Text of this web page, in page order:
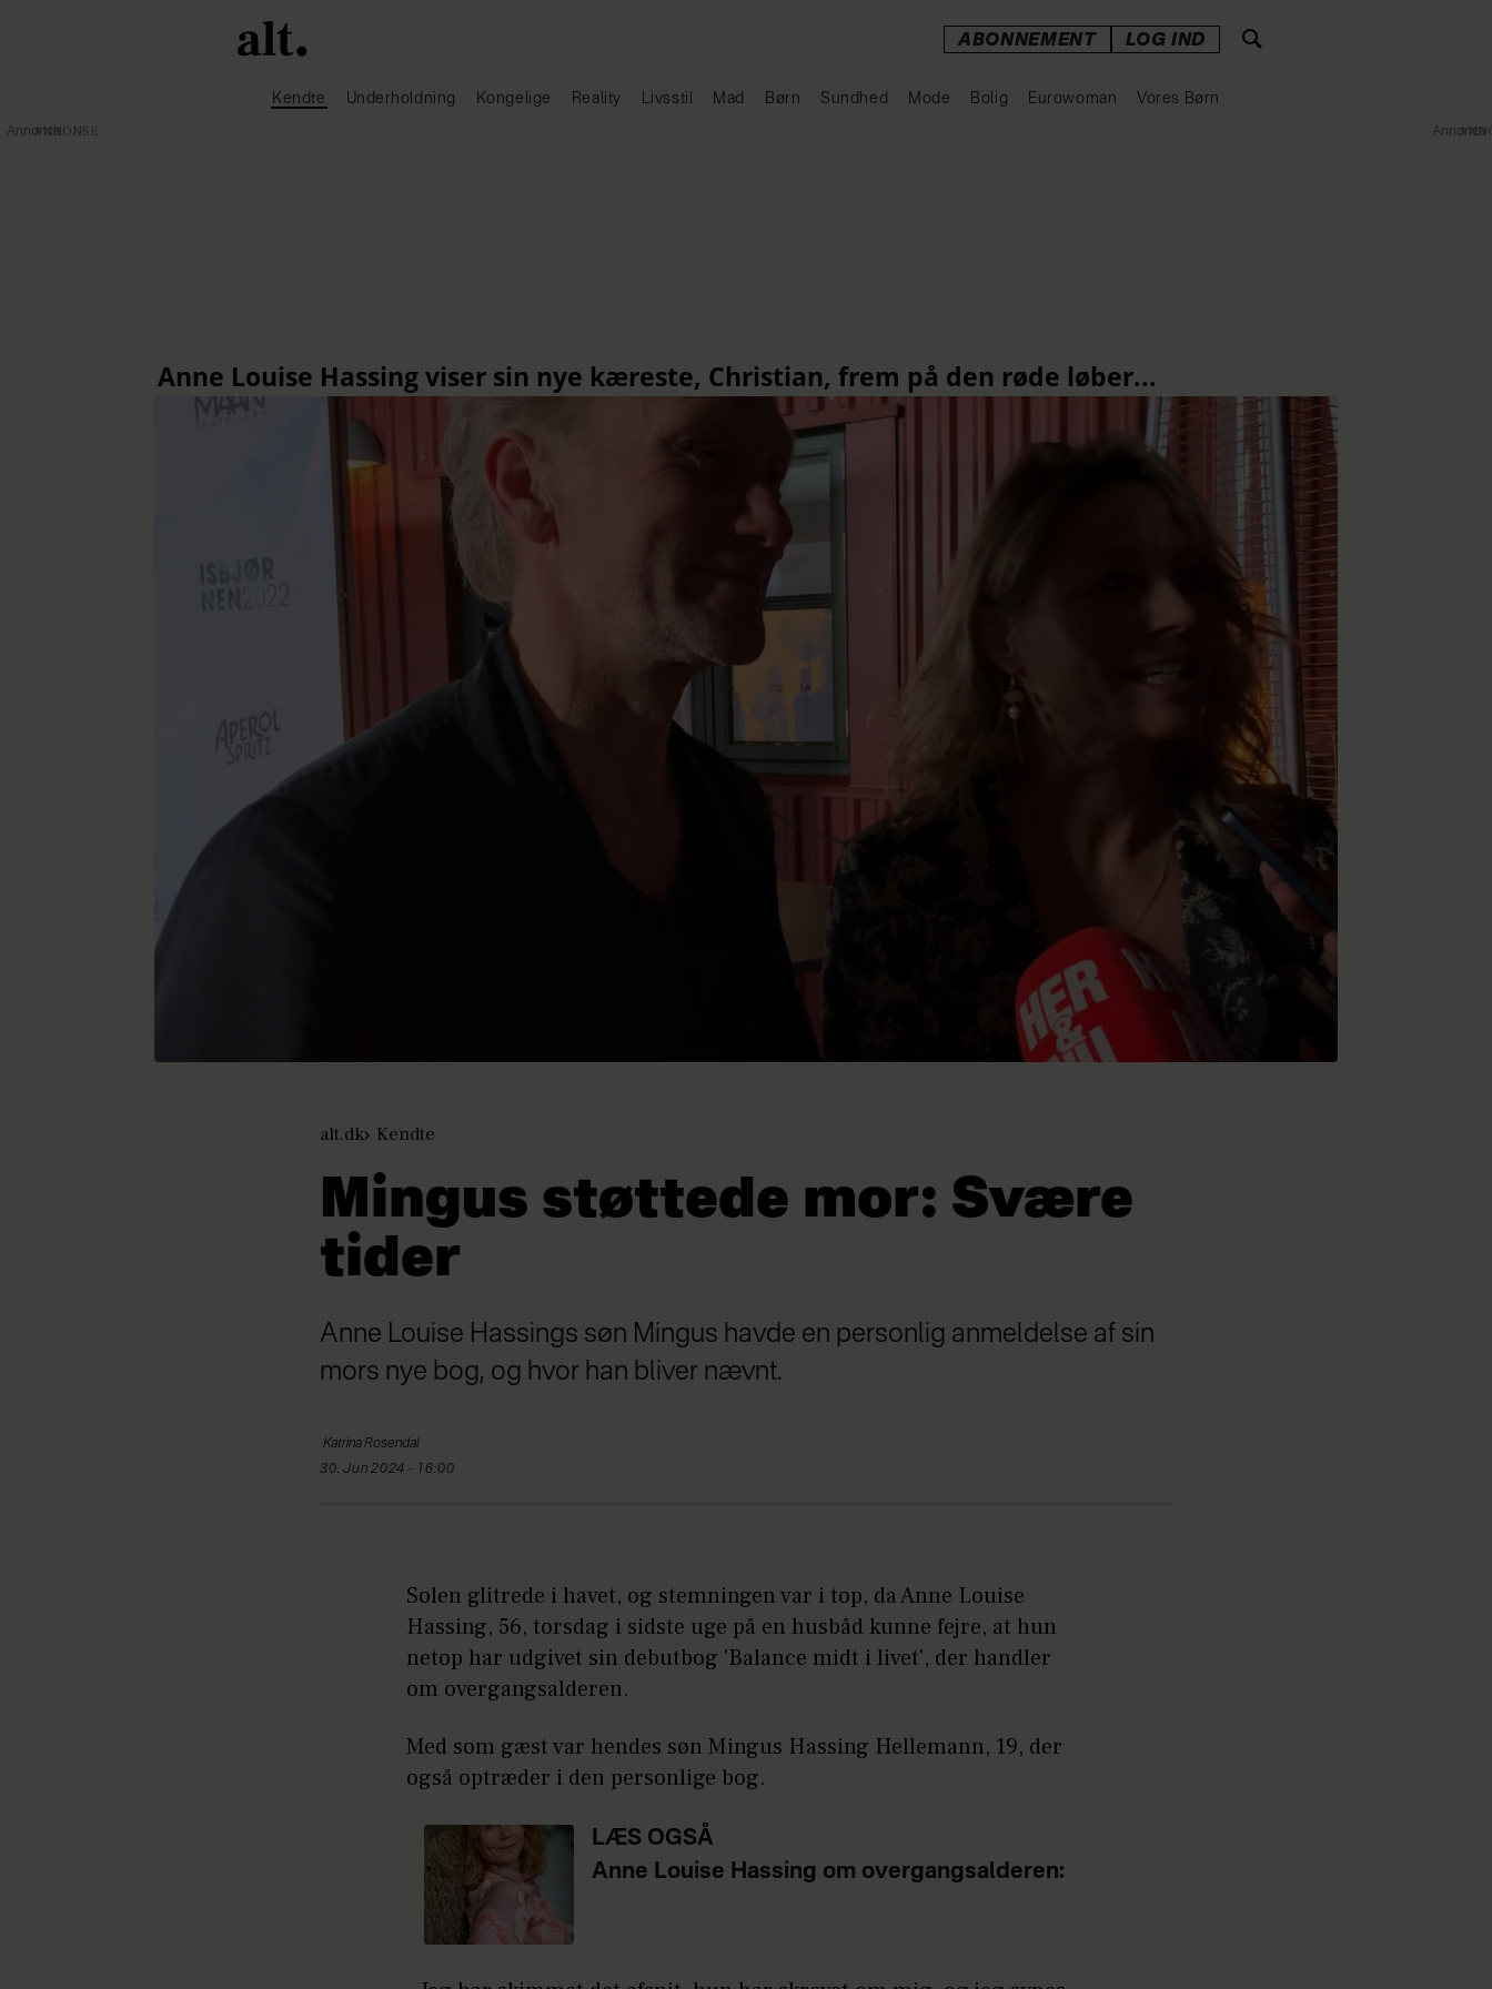
ABONNEMENT LOG IND
Kendte Underholdning Kongelige Reality Livsstil Mad Børn Sundhed Mode Bolig Eurowoman Vores Børn
alt.dk Kendte
Mingus støttede mor: Svære
tider
Anne Louise Hassings søn Mingus havde en personlig anmeldelse af sin
mors nye bog, og hvor han bliver nævnt.
Katrina Rosendal
30. Jun 2024 - 16:00
Solen glitrede i havet, og stemningen var i top, da Anne Louise
Hassing, 56, torsdag i sidste uge på en husbåd kunne fejre, at hun
netop har udgivet sin debutbog 'Balance midt i livet', der handler
om overgangsalderen.
Med som gæst var hendes søn Mingus Hassing Hellemann, 19, der
også optræder i den personlige bog.
LÆS OGSÅ
Anne Louise Hassing om overgangsalderen:
Annonce Annonce